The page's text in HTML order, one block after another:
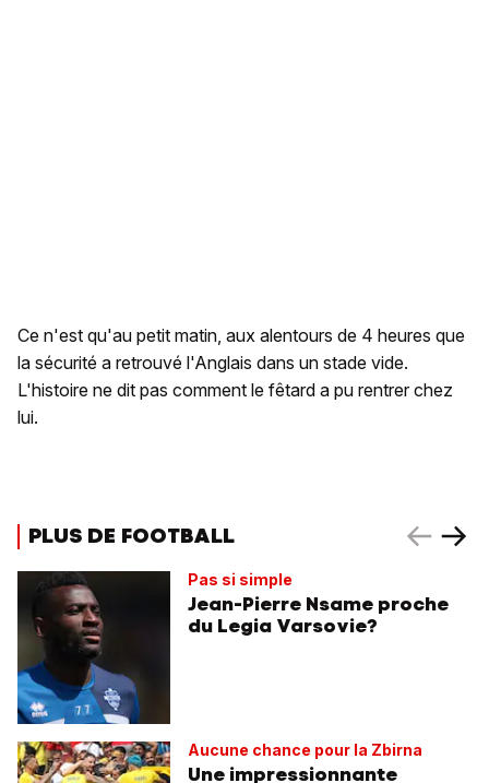
Ce n'est qu'au petit matin, aux alentours de 4 heures que
la sécurité a retrouvé l'Anglais dans un stade vide.
L'histoire ne dit pas comment le fêtard a pu rentrer chez
lui.
PLUS DE FOOTBALL
Pas si simple
Jean-Pierre Nsame proche
du Legia Varsovie?
Aucune chance pour la Zbirna
Une impressionnante